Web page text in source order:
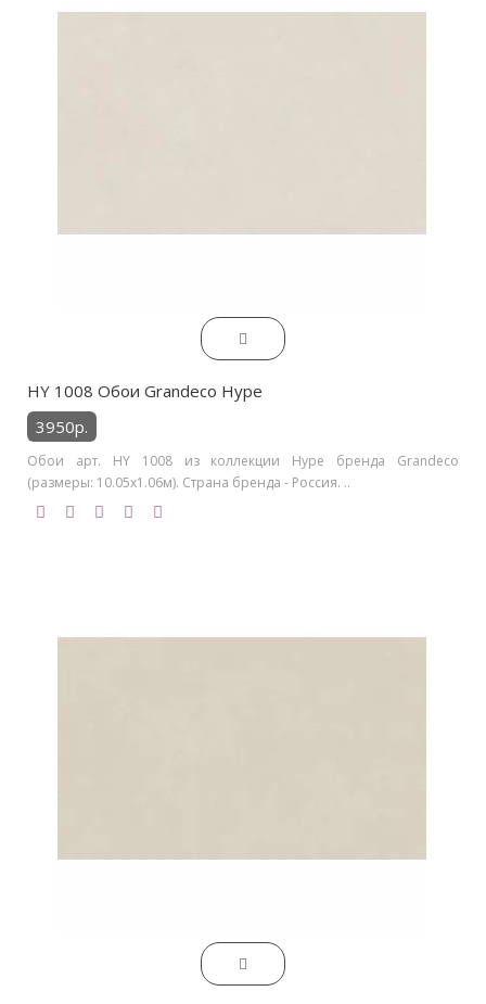
HY 1008 Обои Grandeco Hype
3950р.
Обои арт. HY 1008 из коллекции Hype бренда Grandeco
(размеры: 10.05х1.06м). Страна бренда - Россия. ..